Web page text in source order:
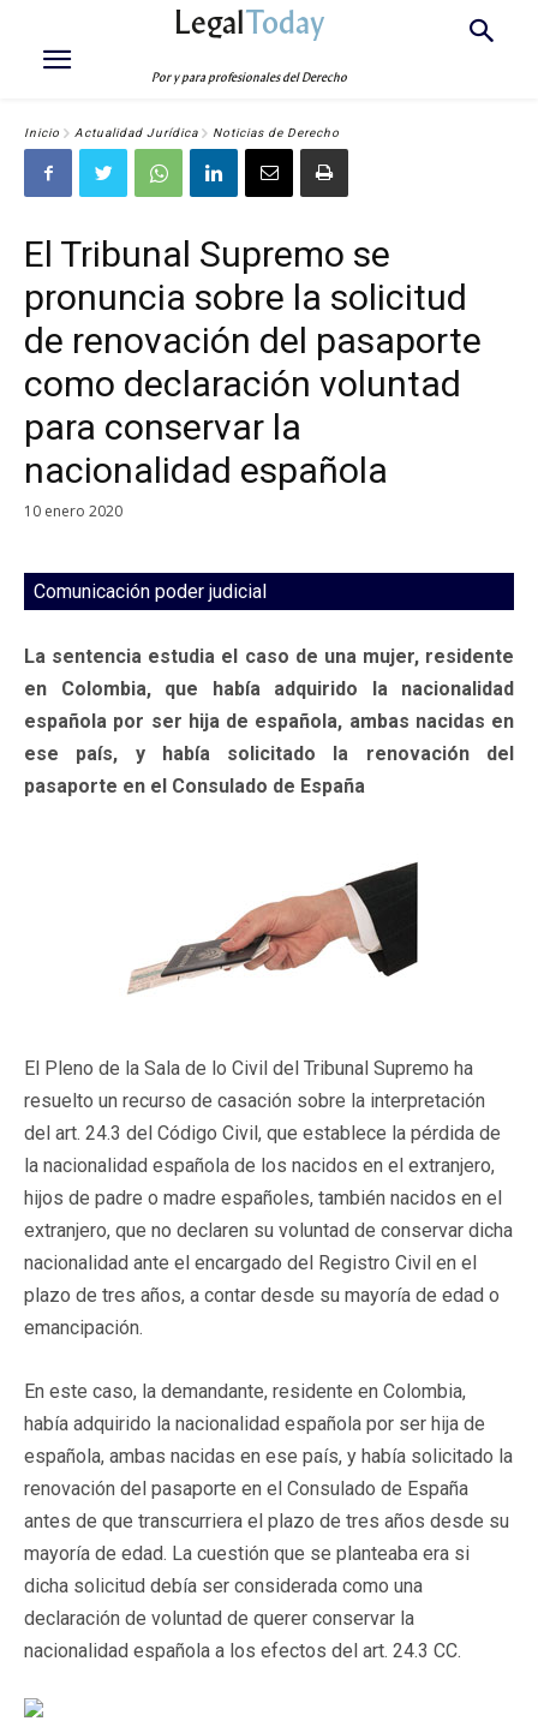
LegalToday
Por y para profesionales del Derecho
Inicio Actualidad Jurídica Noticias de Derecho
El Tribunal Supremo se
pronuncia sobre la solicitud
de renovación del pasaporte
como declaración voluntad
para conservar la
nacionalidad española
10 enero 2020
Comunicación poder judicial
La sentencia estudia el caso de una mujer, residente
en Colombia, que había adquirido la nacionalidad
española por ser hija de española, ambas nacidas en
ese país, y había solicitado la renovación del
pasaporte en el Consulado de España
El Pleno de la Sala de lo Civil del Tribunal Supremo ha
resuelto un recurso de casación sobre la interpretación
del art. 24.3 del Código Civil, que establece la pérdida de
la nacionalidad española de los nacidos en el extranjero,
hijos de padre o madre españoles, también nacidos en el
extranjero, que no declaren su voluntad de conservar dicha
nacionalidad ante el encargado del Registro Civil en el
plazo de tres años, a contar desde su mayoría de edad o
emancipación.
En este caso, la demandante, residente en Colombia,
había adquirido la nacionalidad española por ser hija de
española, ambas nacidas en ese país, y había solicitado la
renovación del pasaporte en el Consulado de España
antes de que transcurriera el plazo de tres años desde su
mayoría de edad. La cuestión que se planteaba era si
dicha solicitud debía ser considerada como una
declaración de voluntad de querer conservar la
nacionalidad española a los efectos del art. 24.3 CC.